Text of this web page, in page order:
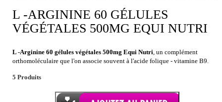
L -ARGININE 60 GÉLULES
VÉGÉTALES 500MG EQUI NUTRI
L -Arginine 60 gélules végétales 500mg Equi Nutri, un complément
orthomoléculaire que l'on associe souvent à l'acide folique - vitamine B9.
5 Produits